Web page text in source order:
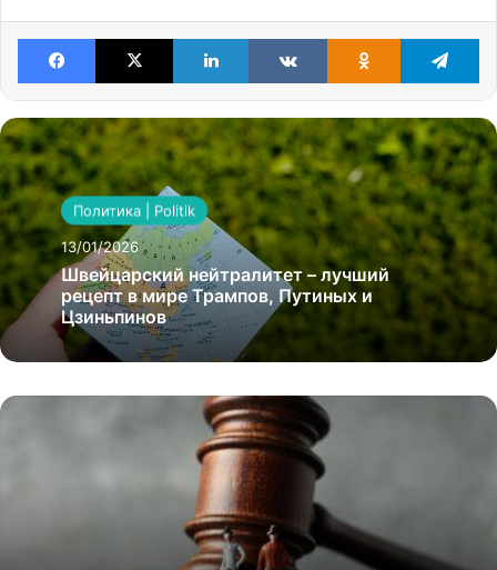
Facebook X LinkedIn VKontakteOdnoklassniki
Политика | Politik
13/01/2026
Швейцарский нейтралитет – лучший
рецепт в мире Трампов, Путиных и
Цзиньпинов